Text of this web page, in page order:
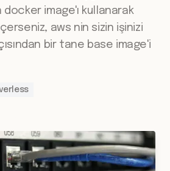
image'ı kullanarak
aws nin sizin işinizi
bir tane base image'i